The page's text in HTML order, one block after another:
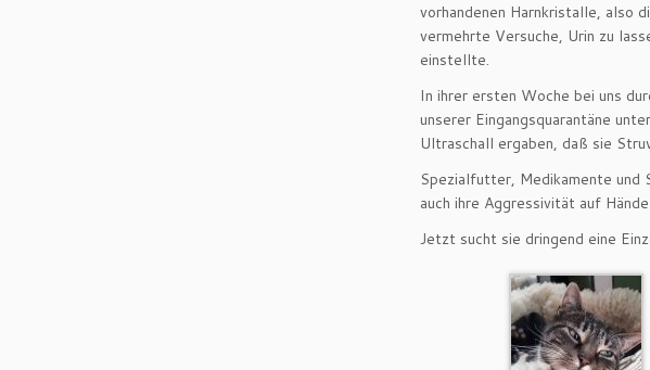
vorhandenen Harnkristalle, also
vermehrte Versuche, Urin zu
einstellte.
In ihrer ersten Woche bei uns
unserer Eingangsquarantäne
Ultraschall ergaben, daß sie
Spezialfutter, Medikamente
auch ihre Aggressivität auf
Jetzt sucht sie dringend eine